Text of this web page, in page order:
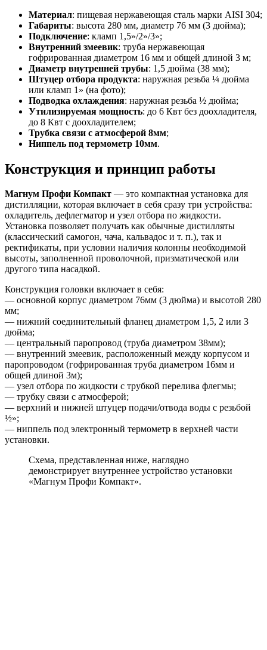
Материал: пищевая нержавеющая сталь марки AISI 304;
Габариты: высота 280 мм, диаметр 76 мм (3 дюйма);
Подключение: кламп 1,5»/2»/3»;
Внутренний змеевик: труба нержавеющая
гофрированная диаметром 16 мм и общей длиной 3 м;
Диаметр внутренней трубы: 1,5 дюйма (38 мм);
Штуцер отбора продукта: наружная резьба ¼ дюйма
или кламп 1» (на фото);
Подводка охлаждения: наружная резьба ½ дюйма;
Утилизируемая мощность: до 6 Квт без доохладителя,
до 8 Квт с доохладителем;
Трубка связи с атмосферой 8мм;
Ниппель под термометр 10мм.
Конструкция и принцип работы
Магнум Профи Компакт — это компактная установка для
дистилляции, которая включает в себя сразу три устройства:
охладитель, дефлегматор и узел отбора по жидкости.
Установка позволяет получать как обычные дистилляты
(классический самогон, чача, кальвадос и т. п.), так и
ректификаты, при условии наличия колонны необходимой
высоты, заполненной проволочной, призматической или
другого типа насадкой.
Конструкция головки включает в себя:
— основной корпус диаметром 76мм (3 дюйма) и высотой 280
мм;
— нижний соединительный фланец диаметром 1,5, 2 или 3
дюйма;
— центральный паропровод (труба диаметром 38мм);
— внутренний змеевик, расположенный между корпусом и
паропроводом (гофрированная труба диаметром 16мм и
общей длиной 3м);
— узел отбора по жидкости с трубкой перелива флегмы;
— трубку связи с атмосферой;
— верхний и нижней штуцер подачи/отвода воды с резьбой
½»;
— ниппель под электронный термометр в верхней части
установки.
Схема, представленная ниже, наглядно
демонстрирует внутреннее устройство установки
«Магнум Профи Компакт».